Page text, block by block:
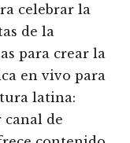
celebrar la
de la
para crear la
en vivo para
latina:
canal de